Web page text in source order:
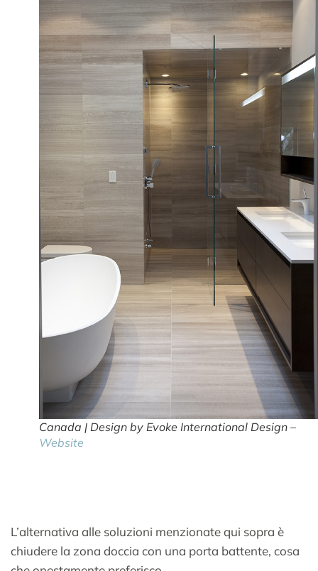
Canada | Design by Evoke International Design –
Website
L’alternativa alle soluzioni menzionate qui sopra è
chiudere la zona doccia con una porta battente, cosa